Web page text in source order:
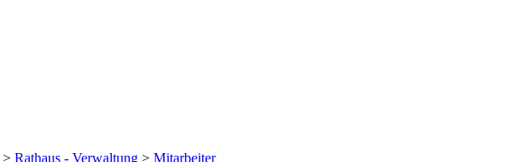
> Rathaus - Verwaltung > Mitarbeiter